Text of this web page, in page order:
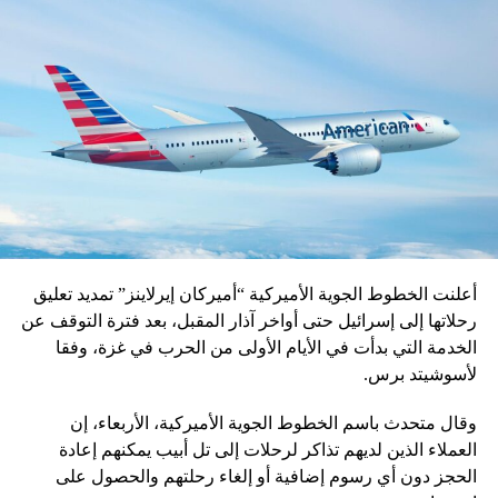
أعلنت الخطوط الجوية الأميركية “أميركان إيرلاينز” تمديد تعليق
رحلاتها إلى إسرائيل حتى أواخر آذار المقبل، بعد فترة التوقف عن
الخدمة التي بدأت في الأيام الأولى من الحرب في غزة، وفقا
لأسوشيتد برس.
وقال متحدث باسم الخطوط الجوية الأميركية، الأربعاء، إن
العملاء الذين لديهم تذاكر لرحلات إلى تل أبيب يمكنهم إعادة
الحجز دون أي رسوم إضافية أو إلغاء رحلتهم والحصول على